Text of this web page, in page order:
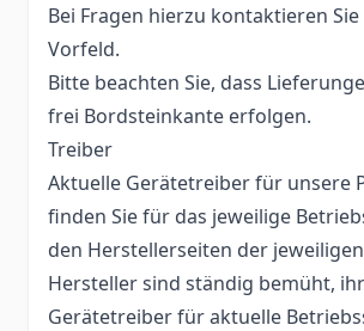
Bei Fragen hierzu kontaktieren
Vorfeld.
Bitte beachten Sie, dass
frei Bordsteinkante erfolgen.
Treiber
Aktuelle Gerätetreiber für unsere
finden Sie für das jeweilige
den Herstellerseiten der
Hersteller sind ständig bemüht,
Gerätetreiber für aktuelle